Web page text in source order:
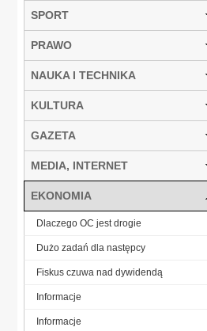
SPORT
PRAWO
NAUKA I TECHNIKA
KULTURA
GAZETA
MEDIA, INTERNET
EKONOMIA
Dlaczego OC jest drogie
Dużo zadań dla następcy
Fiskus czuwa nad dywidendą
Informacje
Informacje